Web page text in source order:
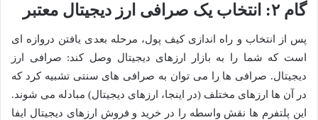
گام ۲: انتخاب یک صرافی ارز دیجیتال معتبر
پس از انتخاب و راه اندازی کیف پول، مرحله بعدی یافتن دروازه ای
است که شما را به بازار ارزهای دیجیتال وصل کند: صرافی ارز
دیجیتال. صرافی ها را می توان به صرافی های سنتی تشبیه کرد که
در آن ها ارزهای مختلف (در اینجا، ارزهای دیجیتال) مبادله می شوند.
این پلتفرم ها نقش واسطه را در خرید و فروش ارزهای دیجیتال ایفا